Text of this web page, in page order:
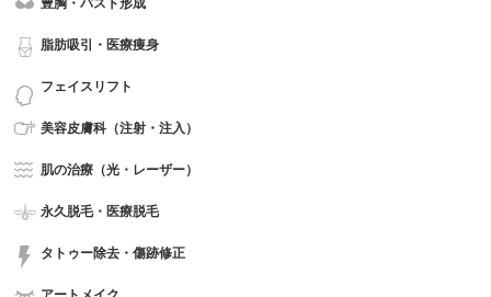
脂肪吸引・医療痩身
フェイスリフト
美容皮膚科（注射・注入）
肌の治療（光・レーザー）
永久脱毛・医療脱毛
タトゥー除去・傷跡修正